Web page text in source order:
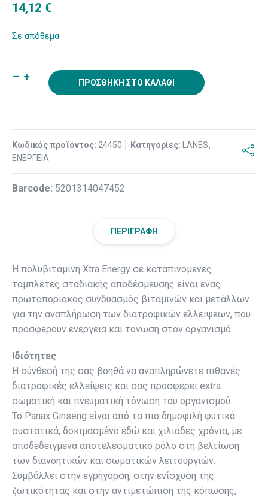
14,12 €
Σε απόθεμα
ΠΡΟΣΘΉΚΗ ΣΤΟ ΚΑΛΆΘΙ
Κωδικός προϊόντος: 24450 Κατηγορίες: LANES,
ΕΝΕΡΓΕΙΑ
Βarcode: 5201314047452
ΠΕΡΙΓΡΑΦΉ
Η πολυβιταμίνη Xtra Energy σε καταπινόμενες
ταμπλέτες σταδιακής αποδέσμευσης είναι ένας
πρωτοποριακός συνδυασμός βιταμινών και μετάλλων
για την αναπλήρωση των διατροφικών ελλείψεων, που
προσφέρουν ενέργεια και τόνωση στον οργανισμό.
Ιδιότητες:
Η σύνθεσή της σας βοηθά να αναπληρώνετε πιθανές
διατροφικές ελλείψεις και σας προσφέρει extra
σωματική και πνευματική τόνωση του οργανισμού.
Το Panax Ginseng είναι από τα πιο δημοφιλή φυτικά
συστατικά, δοκιμασμένο εδώ και χιλιάδες χρόνια, με
αποδεδειγμένα αποτελεσματικό ρόλο στη βελτίωση
των διανοητικών και σωματικών λειτουργιών.
Συμβάλλει στην εγρήγορση, στην ενίσχυση της
ζωτικότητας και στην αντιμετώπιση της κόπωσης,